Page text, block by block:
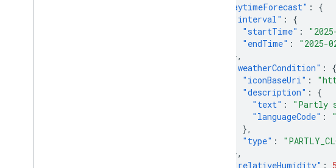
"daytimeForecast" :
{
"interval" :
{
"startTime" :
"endTime" :
"2025-
},
"weatherCondition" :
{
"iconBaseUri" :
"description" :
{
"text" : "Partly
"languageCode" :
},
"type" :
},
"relativeHumidity" :